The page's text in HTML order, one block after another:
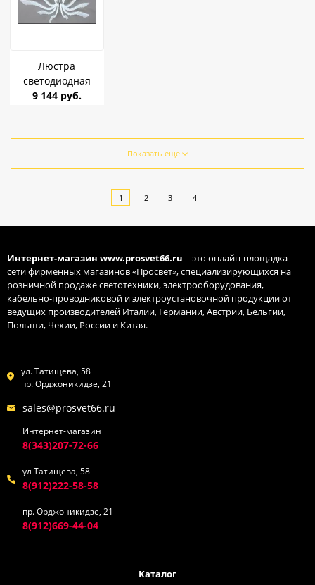
Люстра
светодиодная
Linvel MS 1213/10
7350Lm до 18 кв.м
9 144 руб.
Показать еще
1 2 3 4
Интернет-магазин www.prosvet66.ru – это онлайн-площадка
сети фирменных магазинов «Просвет», специализирующихся на
розничной продаже светотехники, электрооборудования,
кабельно-проводниковой и электроустановочной продукции от
ведущих производителей Италии, Германии, Австрии, Бельгии,
Польши, Чехии, России и Китая.
ул. Татищева, 58
пр. Орджоникидзе, 21
sales@prosvet66.ru
Интернет-магазин
8(343)207-72-66
ул Татищева, 58
8(912)222-58-58
пр. Орджоникидзе, 21
8(912)669-44-04
Каталог